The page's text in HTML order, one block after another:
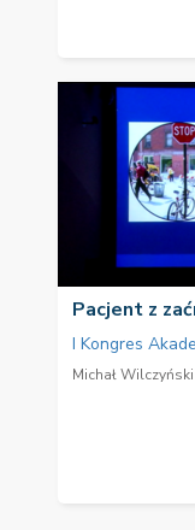
Pacjent z
I Kongres
Michał Wilczyński